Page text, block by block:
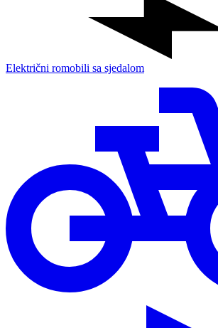
Električni romobili sa sjedalom